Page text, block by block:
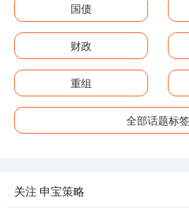
国债
财政
重组
全部话题标签
关注 申宝策略